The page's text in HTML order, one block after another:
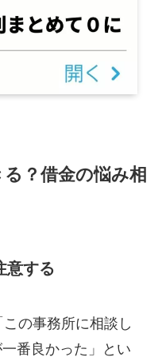
？借金の悩み相
意する
の事務所に相談し
番良かった」とい